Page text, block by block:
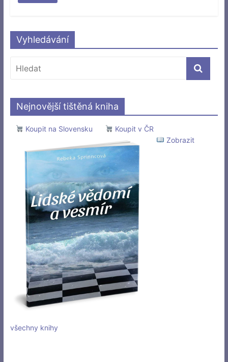
Vyhledávání
Nejnovější tištěná kniha
Koupit na Slovensku
Koupit v ČR
Zobrazit
všechny knihy